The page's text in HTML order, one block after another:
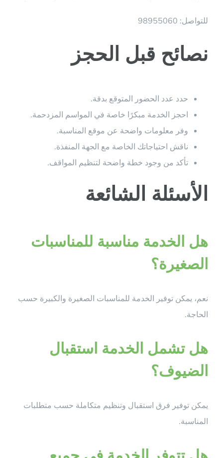
للتواصل: 98955060
نصائح قبل الحجز
حدد عدد الحضور المتوقع بدقة.
احجز الخدمة مبكرًا خاصة في المواسم المزدحمة.
وفر معلومات واضحة عن موقع المناسبة.
ناقش احتياجاتك الخاصة مع الجهة المنفذة.
تأكد من وجود خطة واضحة لتنظيم المواقف.
الأسئلة الشائعة
هل الخدمة مناسبة للمناسبات
الصغيرة؟
نعم، يمكن توفير الخدمة للمناسبات الصغيرة والكبيرة حسب
الحاجة.
هل تشمل الخدمة استقبال
الضيوف؟
يمكن توفير فرق استقبال وتنظيم متكاملة حسب متطلبات
المناسبة.